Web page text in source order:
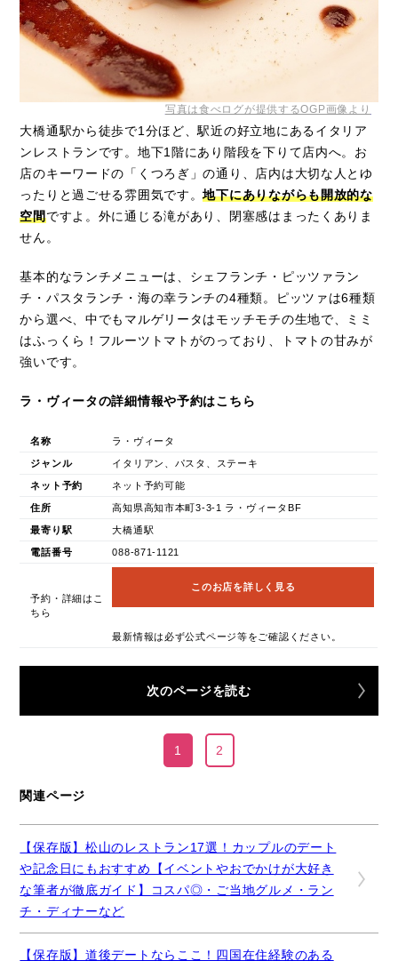
写真は食べログが提供するOGP画像より
大橋通駅から徒歩で1分ほど、駅近の好立地にあるイタリア
ンレストランです。地下1階にあり階段を下りて店内へ。お
店のキーワードの「くつろぎ」の通り、店内は大切な人とゆ
ったりと過ごせる雰囲気です。地下にありながらも開放的な
空間ですよ。外に通じる滝があり、閉塞感はまったくありま
せん。
基本的なランチメニューは、シェフランチ・ピッツァラン
チ・パスタランチ・海の幸ランチの4種類。ピッツァは6種類
から選べ、中でもマルゲリータはモッチモチの生地で、ミミ
はふっくら！フルーツトマトがのっており、トマトの甘みが
強いです。
ラ・ヴィータの詳細情報や予約はこちら
名称 ラ・ヴィータ
ジャンル イタリアン、パスタ、ステーキ
ネット予約 ネット予約可能
住所 高知県高知市本町3-3-1 ラ・ヴィータBF
最寄り駅 大橋通駅
電話番号 088-871-1121
予約・詳細はこ
ちら
このお店を詳しく見る
最新情報は必ず公式ページ等をご確認ください。
次のページを読む
1 2
関連ページ
【保存版】松山のレストラン17選！カップルのデート
や記念日にもおすすめ【イベントやおでかけが大好き
な筆者が徹底ガイド】コスパ◎・ご当地グルメ・ラン
チ・ディナーなど
【保存版】道後デートならここ！四国在住経験のある